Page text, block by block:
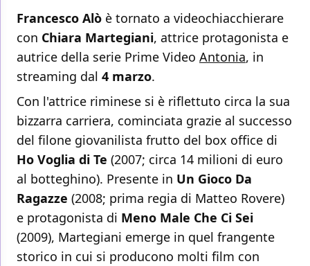
Francesco Alò è tornato a videochiacchierare
con Chiara Martegiani, attrice protagonista e
autrice della serie Prime Video Antonia, in
streaming dal 4 marzo.
Con l'attrice riminese si è riflettuto circa la sua
bizzarra carriera, cominciata grazie al successo
del filone giovanilista frutto del box office di
Ho Voglia di Te (2007; circa 14 milioni di euro
al botteghino). Presente in Un Gioco Da
Ragazze (2008; prima regia di Matteo Rovere)
e protagonista di Meno Male Che Ci Sei
(2009), Martegiani emerge in quel frangente
storico in cui si producono molti film con